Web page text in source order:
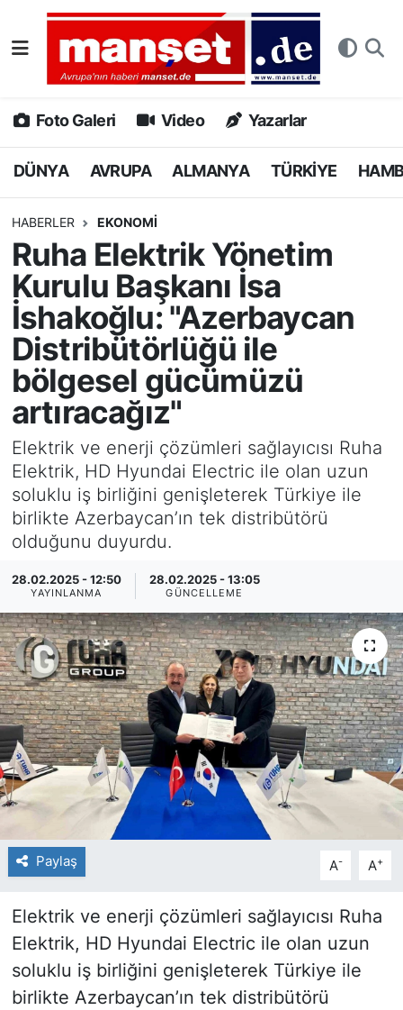
Foto Galeri Video Yazarlar
DÜNYA AVRUPA ALMANYA TÜRKİYE
HABERLER EKONOMİ
Ruha Elektrik Yönetim
Kurulu Başkanı İsa
İshakoğlu: "Azerbaycan
Distribütörlüğü ile
bölgesel gücümüzü
artıracağız"
Elektrik ve enerji çözümleri sağlayıcısı Ruha
Elektrik, HD Hyundai Electric ile olan uzun
soluklu iş birliğini genişleterek Türkiye ile
birlikte Azerbaycan’ın tek distribütörü
olduğunu duyurdu.
28.02.2025 - 12:50
YAYINLANMA
28.02.2025 - 13:05
GÜNCELLEME
Paylaş A- A+
Elektrik ve enerji çözümleri sağlayıcısı Ruha
Elektrik, HD Hyundai Electric ile olan uzun
soluklu iş birliğini genişleterek Türkiye ile
birlikte Azerbaycan’ın tek distribütörü
DÜNYA
AVRUPA
ALMANYA
HAMBURG
SPOR
DEUTSCH
EKONOMİ
SİYASET
SAĞLIK
Nöbetçi Eczaneler
Hava Durumu
Namaz Vakitleri
Puan Durumu ve Fikstür
Tüm Manşetler
Son Dakika Haberleri
Haber Arşivi